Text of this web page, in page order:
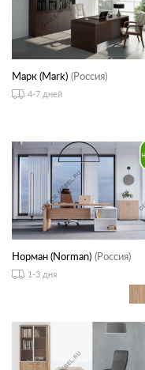
Марк (Mark) (Россия)
4-7 дней
Норман (Norman) (Россия)
1-3 дня